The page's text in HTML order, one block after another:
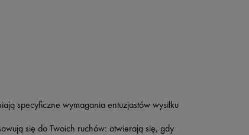
specyficzne wymagania entuzjastów wysiłku
się do Twoich ruchów: otwierają się, gdy